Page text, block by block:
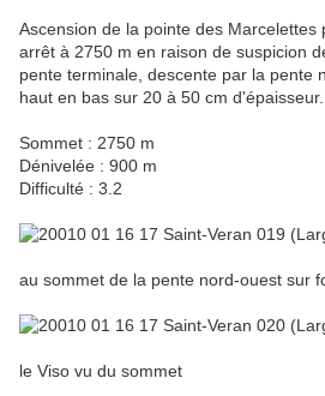
Ascension de la pointe des Marcelettes
arrêt à 2750 m en raison de suspicion
pente terminale, descente par la pente
haut en bas sur 20 à 50 cm d'épaisseur...
Sommet : 2750 m
Dénivelée : 900 m
Difficulté : 3.2
au sommet de la pente nord-ouest sur
le Viso vu du sommet